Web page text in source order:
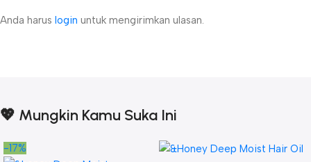
Anda harus login untuk mengirimkan ulasan.
💖 Mungkin Kamu Suka Ini
-17%